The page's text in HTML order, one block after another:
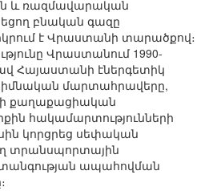
և ռազմավարական
բնական գազը
է Վրաստանի տարածքով։
Վրաստանում 1990-
Հայաստանի էներգետիկ
մարտահրավերը,
քաղաքացիական
հակամարտությունների
կորցրեց սեփական
տրանսպորտային
ապահովման